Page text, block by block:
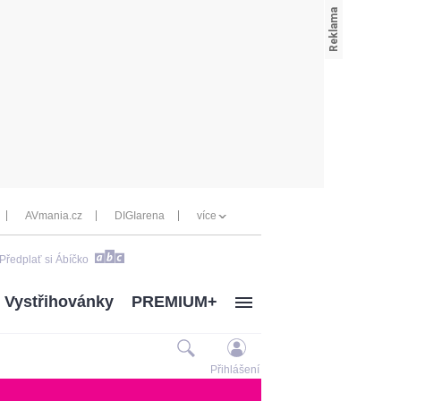
AVmania.cz DIGIarena více
Předplať si Ábíčko
Vystřihovánky PREMIUM+
Přihlášení